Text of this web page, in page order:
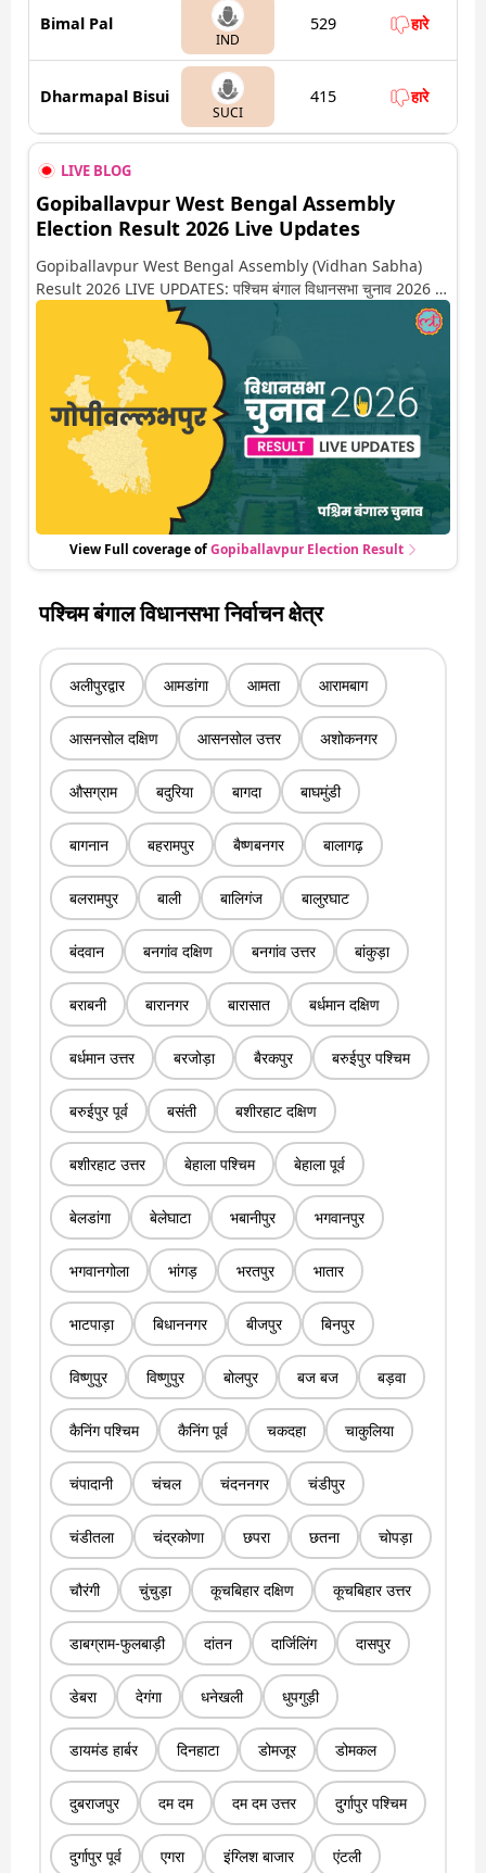
Bimal Pal
IND
529 हारे
Dharmapal Bisui
SUCI
415 हारे
LIVE BLOG
Gopiballavpur West Bengal Assembly
Election Result 2026 Live Updates
Gopiballavpur West Bengal Assembly (Vidhan Sabha)
Result 2026 LIVE UPDATES: पश्चिम बंगाल विधानसभा चुनाव 2026 की
गिनती अगले कुछ ही देर में शुरू होने वाली है. यहां देखें गोपीवल्लभपुर सीट पर
कौन आगे-कौन पीछे से लेकर किस तरफ जा रहें है रुझान. साथ ही पाइए इस सीट
पर हो रही हर एक हलचल की अपडेट वो भी रियल टाइम में
View Full coverage ofGopiballavpurElection Result
पश्चिम बंगाल विधानसभा निर्वाचन क्षेत्र
अलीपुरद्वार आमडांगा आमता आरामबाग
आसनसोल दक्षिण आसनसोल उत्तर अशोकनगर
औसग्राम बदुरिया बागदा बाघमुंडी
बागनान बहरामपुर बैष्णबनगर बालागढ़
बलरामपुर बाली बालिगंज बालुरघाट
बंदवान बनगांव दक्षिण बनगांव उत्तर बांकुड़ा
बराबनी बारानगर बारासात बर्धमान दक्षिण
बर्धमान उत्तर बरजोड़ा बैरकपुर बरुईपुर पश्चिम
बरुईपुर पूर्व बसंती बशीरहाट दक्षिण
बशीरहाट उत्तर बेहाला पश्चिम बेहाला पूर्व
बेलडांगा बेलेघाटा भबानीपुर भगवानपुर
भगवानगोला भांगड़ भरतपुर भातार
भाटपाड़ा बिधाननगर बीजपुर बिनपुर
विष्णुपुर विष्णुपुर बोलपुर बज बज बड़वा
कैनिंग पश्चिम कैनिंग पूर्व चकदहा चाकुलिया
चंपादानी चंचल चंदननगर चंडीपुर
चंडीतला चंद्रकोणा छपरा छतना चोपड़ा
चौरंगी चुंचुड़ा कूचबिहार दक्षिण कूचबिहार उत्तर
डाबग्राम-फुलबाड़ी दांतन दार्जिलिंग दासपुर
डेबरा देगंगा धनेखली धुपगुड़ी
डायमंड हार्बर दिनहाटा डोमजूर डोमकल
दुबराजपुर दम दम दम दम उत्तर दुर्गापुर पश्चिम
दुर्गापुर पूर्व एगरा इंग्लिश बाजार एंटली